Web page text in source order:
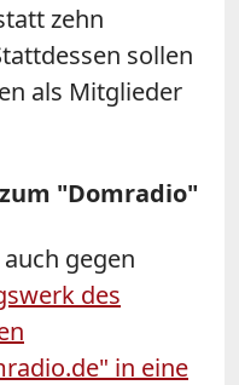
zehn
sollen
als Mitglieder
"Domradio"
gegen
des
in eine